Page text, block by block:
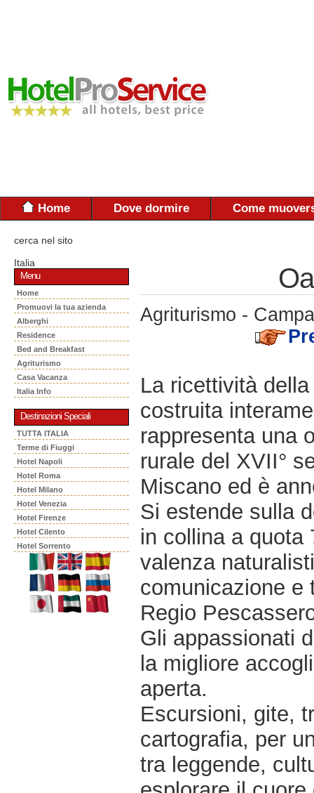
Home Dove dormire Come
cerca nel sito
Italia
Menu
Home
Promuovi la tua azienda
Alberghi
Residence
Bed and Breakfast
Agriturismo
Casa Vacanza
Italia Info
Destinazioni Speciali
TUTTA ITALIA
Terme di Fiuggi
Hotel Napoli
Hotel Roma
Hotel Milano
Hotel Venezia
Hotel Firenze
Hotel Cilento
Hotel Sorrento
Agriturismo -
La ricettività
costruita
rappresenta una
rurale del XVII°
Miscano ed è
Si estende sulla
in collina a quota
valenza
comunicazione e
Regio
Gli appassionati
la migliore
aperta.
Escursioni, gite,
cartografia, per
tra leggende,